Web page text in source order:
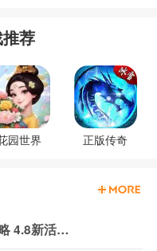
荐
园世界 正版传奇
原神4.8哐哐当当雀雀球第三天攻略 4.8新活动雀雀球第三天通关攻略